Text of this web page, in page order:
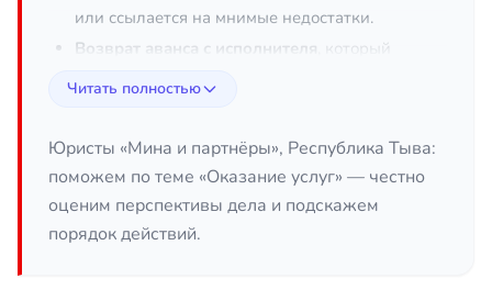
или ссылается на мнимые недостатки.
Возврат аванса с исполнителя , который
Расторжение договора оказания услуг и
урегулирование последствий — взаимные
расчёты, компенсация убытков.
Оспаривание одностороннего отказа
Читать полностью
Юристы «Мина и партнёры», Республика Тыва:
поможем по теме «Оказание услуг» — честно
оценим перспективы дела и подскажем
порядок действий.